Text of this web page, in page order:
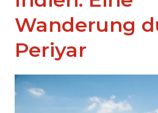
Wanderung
Periyar